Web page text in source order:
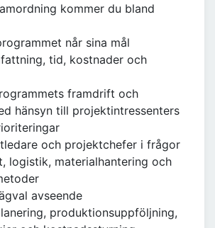
kommer du bland
når sina mål
tid, kostnader och
framdrift och
hänsyn till projektintressenters
och projektchefer i frågor
logistik, materialhantering och
avseende
produktionsuppföljning,